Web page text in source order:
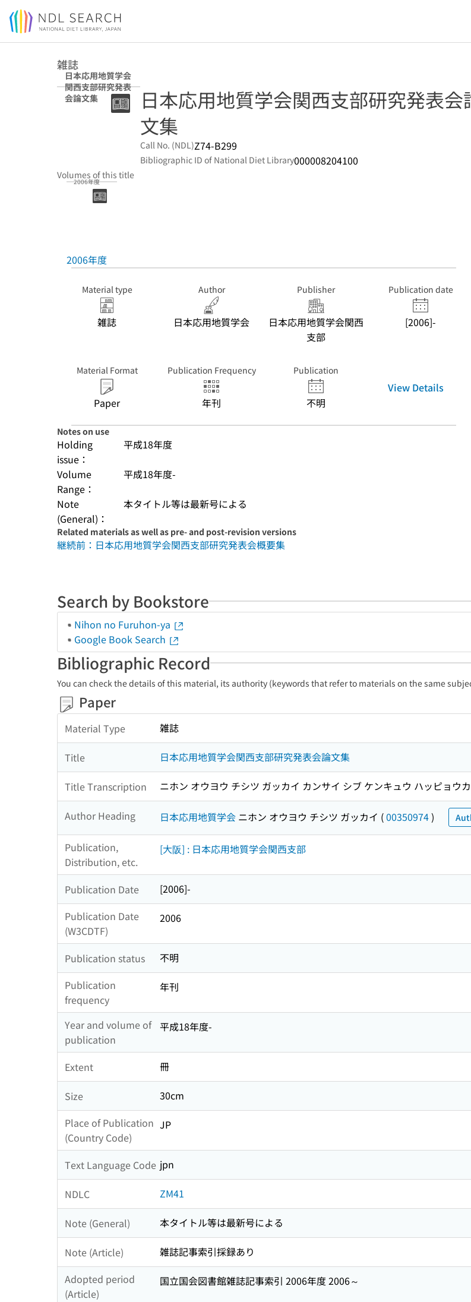
Jump to main content
雑誌
日本応用地質学会
関西支部研究発表
会論文集
日本応用地質学会関西支部研究発表会
文集
Call No. (NDL)Z74-B299
Bibliographic ID of National Diet Library000008204100
Volumes of this title
2006年度
2006年度
Material type
雑誌
Author
日本応用地質学会
Publisher
日本応用地質学会関西
支部
Publication date
[2006]-
Material Format
Paper
Publication Frequency
年刊
Publication
不明
View Details
Notes on use
Holding
issue：
平成18年度
Volume
Range：
平成18年度-
Note
(General)：
本タイトル等は最新号による
Related materials as well as pre- and post-revision versions
継続前：日本応用地質学会関西支部研究発表会概要集
Search by Bookstore
Nihon no Furuhon-ya
Google Book Search
Bibliographic Record
You can check the details of this material, its authority (keywords that refer to materials on the same
Paper
Material Type 雑誌
Title 日本応用地質学会関西支部研究発表会論文集
Title Transcription ニホン オウヨウ チシツ ガッカイ カンサイ シブ ケンキュウ ハッピョウ
Author Heading 日本応用地質学会 ニホン オウヨウ チシツ ガッカイ (00350974)
Publication,
Distribution, etc.
[大阪] : 日本応用地質学会関西支部
Publication Date
[2006]-
Publication Date
(W3CDTF)
2006
Publication status
不明
Publication
frequency
年刊
Year and volume of
publication
平成18年度-
Extent 冊
Size
30cm
Place of Publication
(Country Code)
JP
Text Language Code jpn
NDLC ZM41
Note (General) 本タイトル等は最新号による
Note (Article)
雑誌記事索引採録あり
Adopted period
(Article)
国立国会図書館雑誌記事索引 2006年度 2006～